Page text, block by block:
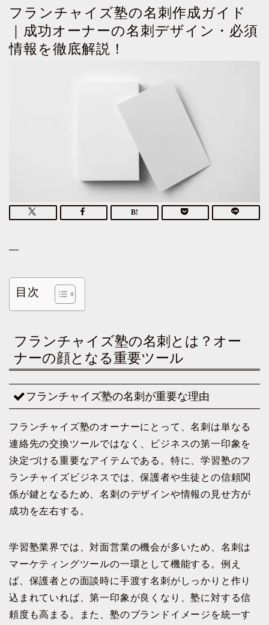
フランチャイズ塾の名刺作成ガイド
｜成功オーナーの名刺デザイン・必須
情報を徹底解説！
—
目次
フランチャイズ塾の名刺とは？オー
ナーの顔となる重要ツール
フランチャイズ塾の名刺が重要な理由
フランチャイズ塾のオーナーにとって、名刺は単なる
連絡先の交換ツールではなく、ビジネスの第一印象を
決定づける重要なアイテムである。特に、学習塾のフ
ランチャイズビジネスでは、保護者や生徒との信頼関
係が鍵となるため、名刺のデザインや情報の見せ方が
成功を左右する。
学習塾業界では、対面営業の機会が多いため、名刺は
マーケティングツールの一環として機能する。例え
ば、保護者との面談時に手渡す名刺がしっかりと作り
込まれていれば、第一印象が良くなり、塾に対する信
頼度も高まる。また、塾のブランドイメージを統一す